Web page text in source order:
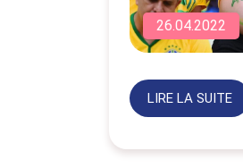
26.04.2022
LIRE LA SUITE